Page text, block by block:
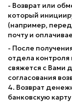
- Возврат или
который
(например,
почту и
- После
отдела
свяжется с Вами
согласования
4. Возврат
банковскую